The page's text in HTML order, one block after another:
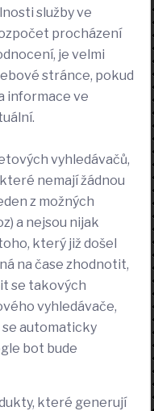
služby ve
procházení
je velmi
stránce, pokud
informace ve
vyhledávačů,
nemají žádnou
z možných
a nejsou nijak
který již došel
na čase zhodnotit,
se takových
vyhledávače,
se automaticky
bot bude
které generují